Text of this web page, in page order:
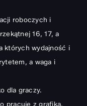
roboczych i
16, 17, a
których wydajność i
a waga i
dla graczy.
pracuje z grafiką,